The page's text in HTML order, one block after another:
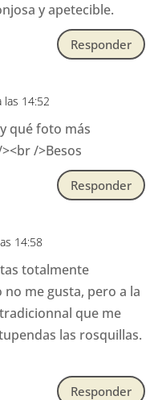
y apetecible.
Responder
14:52
qué foto más
/>Besos
Responder
14:58
totalmente
me gusta, pero a la
que me
las rosquillas.
Responder